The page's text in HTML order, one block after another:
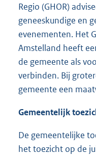
Regio (GHOR)
geneeskundige en
evenementen. Het
Amstelland heeft
de gemeente als
verbinden. Bij
gemeente een
Gemeentelijk
De gemeentelijke
het toezicht op de